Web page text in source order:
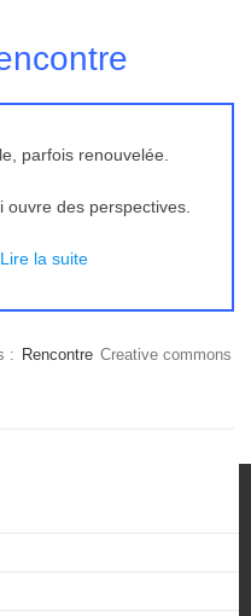
parfois renouvelée.
ouvre des perspectives.
Lire la suite
: Rencontre Creative commons